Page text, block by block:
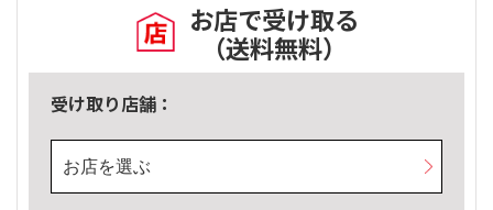
お店で受け取る
（送料無料）
受け取り店舗：
お店を選ぶ